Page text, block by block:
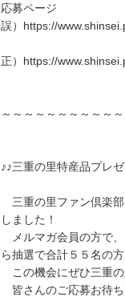
応募ページ
誤）https://
正）https://
～～～～～～～～～～
♪♪三重の里特産品プレ
三重の里ファン倶楽
しました！
メルマガ会員の方で
ら抽選で合計５５名の
この機会にぜひ三重の
皆さんのご応募お待